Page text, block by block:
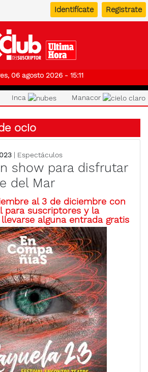
Identifícate Registrate
06 agosto 2026 - 15:11
Inca Manacor
ocio
| Espectáculos
show para disfrutar
del Mar
al 3 de diciembre con
para suscriptores y la
alguna entrada gratis